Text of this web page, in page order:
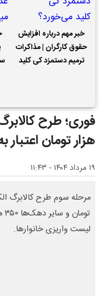
خبر مهم درباره افزایش
حقوق کارگران | مذاکرات
ترمیم دستمزد کی کلید
هزار تومان اعتبار
۱۹ مرداد ۱۴۰۴ - ۱۱:۴۳
لیست واریزی خانوارها.